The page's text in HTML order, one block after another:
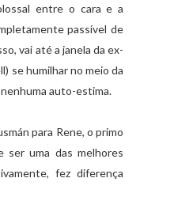
entre o cara e a
passível de
vai até a janela da ex-
se humilhar no meio da
auto-estima.
para Rene, o primo
ser uma das melhores
fez diferença